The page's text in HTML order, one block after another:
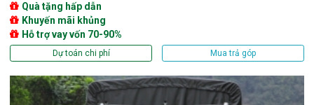
Quà tặng hấp dẫn
Khuyến mãi khủng
Hỗ trợ vay vốn 70-90%
Dự toán chi phí Mua trả góp